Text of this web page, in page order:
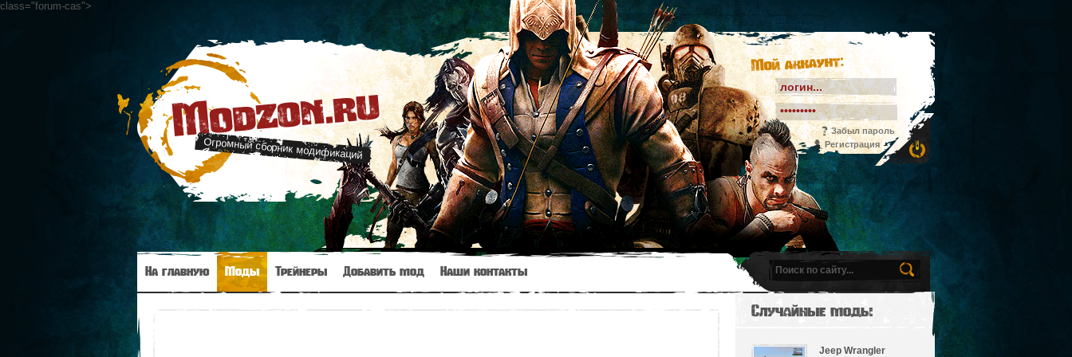
class="forum-cas">
Modzon.ru
Огромный сборник модификаций
Мой аккаунт:
Забыл пароль
Регистрация
На главную Моды Трейнеры Добавить мод Наши контакты
Случайные моды
Jeep Wrangler